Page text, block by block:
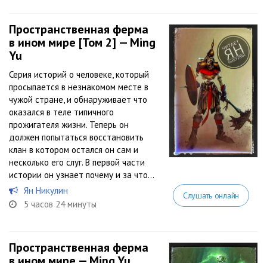
Пространственная ферма
в ином мире [Том 2] — Ming
Yu
Серия историй о человеке, который
просыпается в незнакомом месте в
чужой стране, и обнаруживает что
оказался в теле типичного
прожигателя жизни. Теперь он
должен попытаться восстановить
клан в котором остался он сам и
несколько его слуг. В первой части
истории он узнает почему и за что...
Ян Никулин
5 часов 24 минуты
Слушать онлайн
Пространственная ферма